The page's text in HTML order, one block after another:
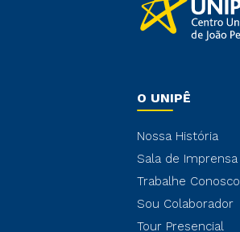
O UNIPÊ
Nossa História
Sala de Imprensa
Trabalhe Conosco
Sou Colaborador
Tour Presencial